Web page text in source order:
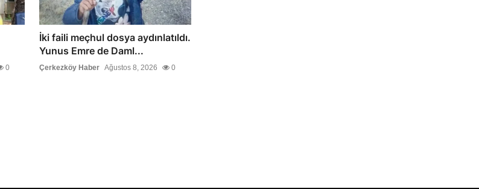
0
İki faili meçhul dosya aydınlatıldı.
Yunus Emre de Daml...
Çerkezköy Haber Ağustos 8, 2026 0